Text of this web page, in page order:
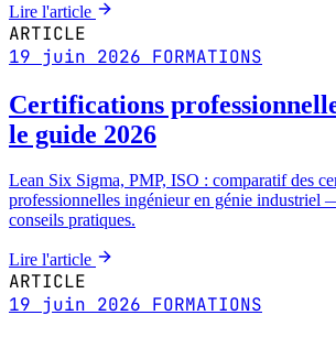
Lire l'article
ARTICLE
19 juin 2026 FORMATIONS
Certifications
le guide 2026
Lean Six Sigma, PMP, ISO : comparatif des
professionnelles ingénieur en génie industriel
conseils pratiques.
Lire l'article
ARTICLE
19 juin 2026 FORMATIONS